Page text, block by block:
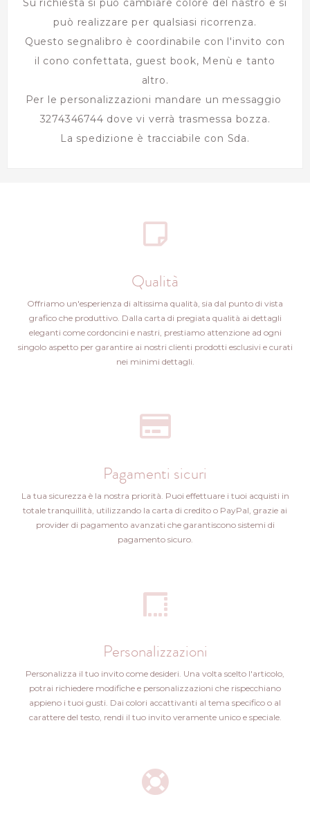
può realizzare per qualsiasi ricorrenza.
Questo segnalibro è coordinabile con l'invito con
il cono confettata, guest book, Menù e tanto
altro.
Per le personalizzazioni mandare un messaggio
3274346744 dove vi verrà trasmessa bozza.
La spedizione è tracciabile con Sda.
Qualità
Offriamo un'esperienza di altissima qualità, sia dal punto di vista
grafico che produttivo. Dalla carta di pregiata qualità ai dettagli
eleganti come cordoncini e nastri, prestiamo attenzione ad ogni
singolo aspetto per garantire ai nostri clienti prodotti esclusivi e curati
nei minimi dettagli.
Pagamenti sicuri
La tua sicurezza è la nostra priorità. Puoi effettuare i tuoi acquisti in
totale tranquillità, utilizzando la carta di credito o PayPal, grazie ai
provider di pagamento avanzati che garantiscono sistemi di
pagamento sicuro.
Personalizzazioni
Personalizza il tuo invito come desideri. Una volta scelto l'articolo,
potrai richiedere modifiche e personalizzazioni che rispecchiano
appieno i tuoi gusti. Dai colori accattivanti al tema specifico o al
carattere del testo, rendi il tuo invito veramente unico e speciale.